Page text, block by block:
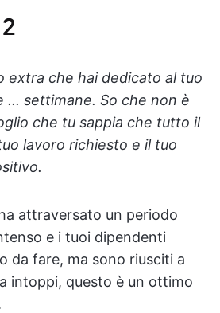
extra che hai dedicato al tuo
... settimane. So che non è
che tu sappia che tutto il
lavoro richiesto e il tuo
attraversato un periodo
e i tuoi dipendenti
da fare, ma sono riusciti a
intoppi, questo è un ottimo